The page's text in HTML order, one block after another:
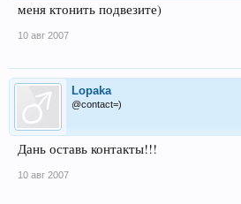
меня ктонить подвезите)
10 авг 2007
Lopaka
@contact=)
Дань оставь контакты!!!
10 авг 2007